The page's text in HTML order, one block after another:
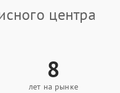
центра
8
лет на рынке